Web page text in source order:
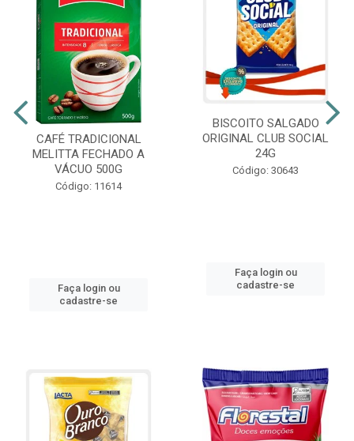
CAFÉ TRADICIONAL
MELITTA FECHADO A
VÁCUO 500G
Código: 11614
Faça login ou
cadastre-se
BISCOITO SALGADO
ORIGINAL CLUB SOCIAL
24G
Código: 30643
Faça login ou
cadastre-se